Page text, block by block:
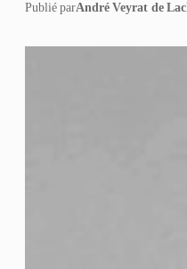
Publié parAndré Veyrat de